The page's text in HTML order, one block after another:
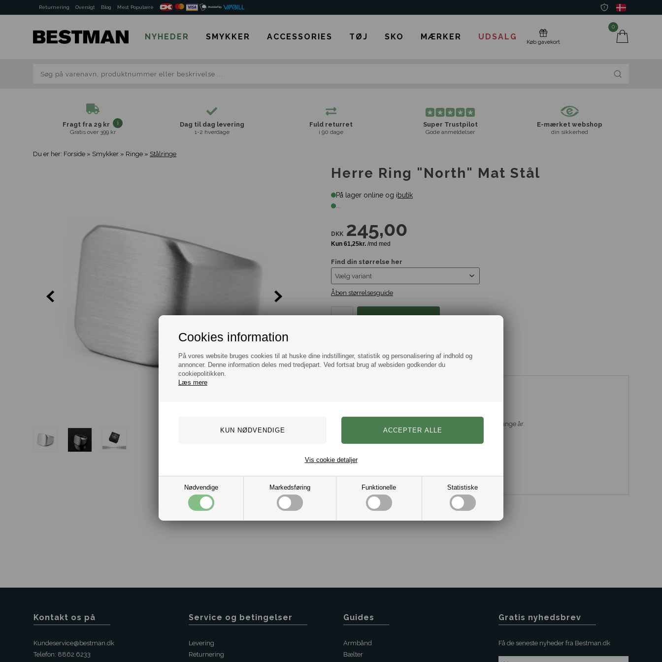
Cookies information
På vores website bruges cookies til at huske dine indstillinger, statistik og personalisering af indhold og
annoncer. Denne information deles med tredjepart. Ved fortsat brug af websiden godkender du
cookiepolitikken.
Læs mere
Nødvendige Markedsføring Funktionelle Statistiske
Vis cookie detaljer
Returnering Oversigt Blog Mest Populære
NYHEDER SMYKKER ACCESSORIES TØJ SKO MÆRKER UDSALG
0
Køb gavekort
Fragt fra 29 kr
Gratis over 399 kr
Dag til dag levering
1-2 hverdage
Fuld returret
i 90 dage
Super Trustpilot
Gode anmeldelser
E-mærket webshop
din sikkerhed
Du er her: Forside » Smykker » Ringe » Stålringe
Herre Ring "North" Mat Stål
På lager online og ibutik
...
DKK 245,00
Find din størrelse her
Åben størrelsesguide
Information Spørg
En kvalitets ring der udstråler styrke og som holder i mange år.
Bredde 8 mm. nederst / firkant 18mm.
10051454
Kontakt os på
Kundeservice@bestman.dk
Telefon: 8862 6233
Service og betingelser
Levering
Returnering
Guides
Armbånd
Bælter
Gratis nyhedsbrev
Få de seneste nyheder fra Bestman.dk